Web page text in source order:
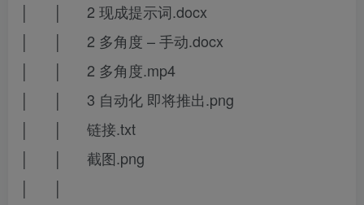
│ │ 2 现成提示词.docx
│ │ 2 多角度 – 手动.docx
│ │ 2 多角度.mp4
│ │ 3 自动化 即将推出.png
│ │ 链接.txt
│ │ 截图.png
│ │